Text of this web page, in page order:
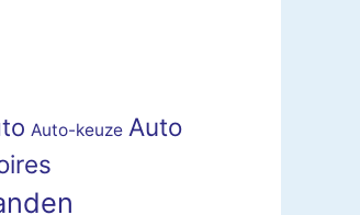
Auto-keuze Auto